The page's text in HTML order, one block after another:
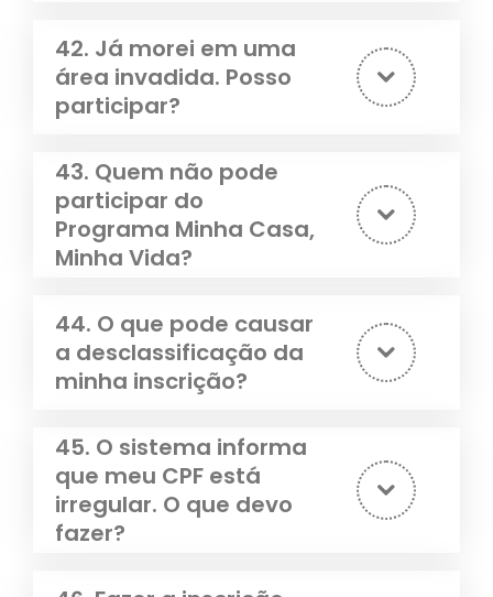
42. Já morei em uma
área invadida. Posso
participar?
43. Quem não pode
participar do
Programa Minha Casa,
Minha Vida?
44. O que pode causar
a desclassificação da
minha inscrição?
45. O sistema informa
que meu CPF está
irregular. O que devo
fazer?